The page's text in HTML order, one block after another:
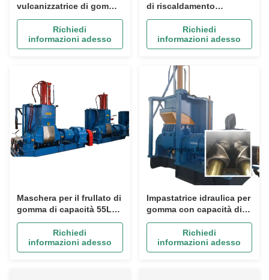
vulcanizzatrice di gomma
con pressione uniforme,
controllo della
temperatura preciso e
controllo PLC per la
Richiedi
informazioni adesso
di riscaldamento
Macchina per la tornitura
di gomma con capacità di
9500 kg e capacità di
miscelazione di 55 l
Richiedi
informazioni adesso
Maschera per il frullato di
gomma di capacità 55L
con angolo di
inclinazione di 140° e
raffreddamento ad acqua
per la miscelazione
Richiedi
informazioni adesso
Impastatrice idraulica per
gomma con capacità di
miscelazione di 55L e
controllo PLC per una
lavorazione efficiente
della gomma
Richiedi
informazioni adesso